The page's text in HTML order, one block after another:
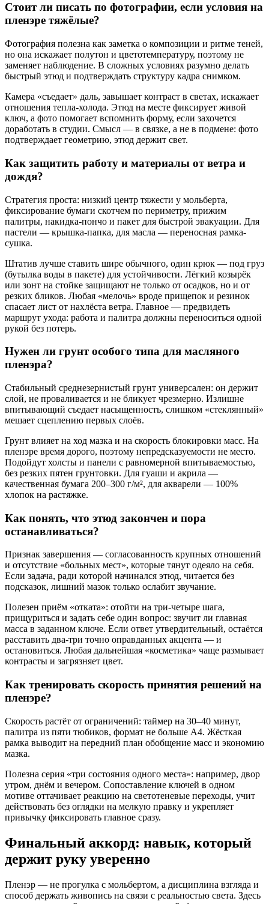
Стоит ли писать по фотографии, если условия на
пленэре тяжёлые?
Фотография полезна как заметка о композиции и ритме теней,
но она искажает полутон и цветотемпературу, поэтому не
заменяет наблюдение. В сложных условиях разумно делать
быстрый этюд и подтверждать структуру кадра снимком.
Камера «съедает» даль, завышает контраст в светах, искажает
отношения тепла-холода. Этюд на месте фиксирует живой
ключ, а фото помогает вспомнить форму, если захочется
доработать в студии. Смысл — в связке, а не в подмене: фото
подтверждает геометрию, этюд держит свет.
Как защитить работу и материалы от ветра и
дождя?
Стратегия проста: низкий центр тяжести у мольберта,
фиксирование бумаги скотчем по периметру, прижим
палитры, накидка-пончо и пакет для быстрой эвакуации. Для
пастели — крышка-папка, для масла — переносная рамка-
сушка.
Штатив лучше ставить шире обычного, один крюк — под груз
(бутылка воды в пакете) для устойчивости. Лёгкий козырёк
или зонт на стойке защищают не только от осадков, но и от
резких бликов. Любая «мелочь» вроде прищепок и резинок
спасает лист от нахлёста ветра. Главное — предвидеть
маршрут ухода: работа и палитра должны переноситься одной
рукой без потерь.
Нужен ли грунт особого типа для масляного
пленэра?
Стабильный среднезернистый грунт универсален: он держит
слой, не проваливается и не бликует чрезмерно. Излишне
впитывающий съедает насыщенность, слишком «стеклянный»
мешает сцеплению первых слоёв.
Грунт влияет на ход мазка и на скорость блокировки масс. На
пленэре время дорого, поэтому непредсказуемости не место.
Подойдут холсты и панели с равномерной впитываемостью,
без резких пятен грунтовки. Для гуаши и акрила —
качественная бумага 200–300 г/м², для акварели — 100%
хлопок на растяжке.
Как понять, что этюд закончен и пора
останавливаться?
Признак завершения — согласованность крупных отношений
и отсутствие «больных мест», которые тянут одеяло на себя.
Если задача, ради которой начинался этюд, читается без
подсказок, лишний мазок только ослабит звучание.
Полезен приём «отката»: отойти на три-четыре шага,
прищуриться и задать себе один вопрос: звучит ли главная
масса в заданном ключе. Если ответ утвердительный, остаётся
расставить два-три точно оправданных акцента — и
остановиться. Любая дальнейшая «косметика» чаще размывает
контрасты и загрязняет цвет.
Как тренировать скорость принятия решений на
пленэре?
Скорость растёт от ограничений: таймер на 30–40 минут,
палитра из пяти тюбиков, формат не больше A4. Жёсткая
рамка выводит на передний план обобщение масс и экономию
мазка.
Полезна серия «три состояния одного места»: например, двор
утром, днём и вечером. Сопоставление ключей в одном
мотиве оттачивает реакцию на светотеневые переходы, учит
действовать без оглядки на мелкую правку и укрепляет
привычку фиксировать главное сразу.
Финальный аккорд: навык, который
держит руку уверенно
Пленэр — не прогулка с мольбертом, а дисциплина взгляда и
способ держать живопись на связи с реальностью света. Здесь